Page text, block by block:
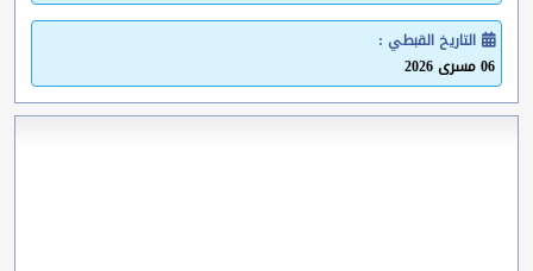
التاريخ القبطي :
06 مسرى 2026